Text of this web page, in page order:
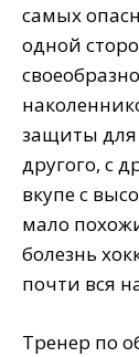
самых
одной
защиты для
другого, с
вкупе с
мало
болезнь
почти вся
Тренер по